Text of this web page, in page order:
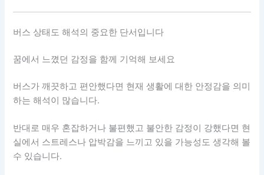
버스 상태도 해석의 중요한 단서입니다
꿈에서 느꼈던 감정을 함께 기억해 보세요
버스가 깨끗하고 편안했다면 현재 생활에 대한 안정감을 의미
하는 해석이 많습니다.
반대로 매우 혼잡하거나 불편했고 불안한 감정이 강했다면 현
실에서 스트레스나 압박감을 느끼고 있을 가능성도 생각해 볼
수 있습니다.